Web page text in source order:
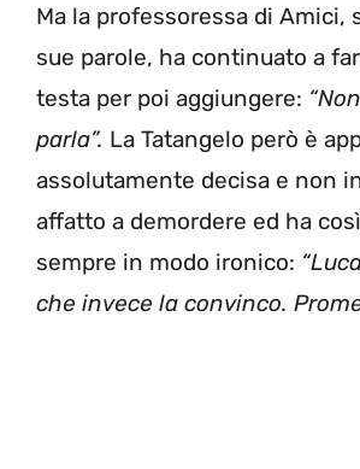
Ma la professoressa di Amici,
sue parole, ha continuato a
testa per poi aggiungere:
parla”. La Tatangelo però è
assolutamente decisa e non
affatto a demordere ed ha
sempre in modo ironico:
che invece la convinco.